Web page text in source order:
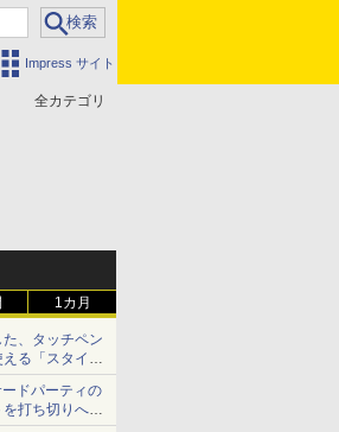
Impress サイト
全カテゴリ
1カ月
、タッチペン
る「スタイラ
にも、持ち替
ドパーティの
を打ち切りへ